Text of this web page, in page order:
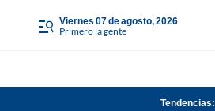
viernes 07 de agosto, 2026
Primero la gente
Tendencias: